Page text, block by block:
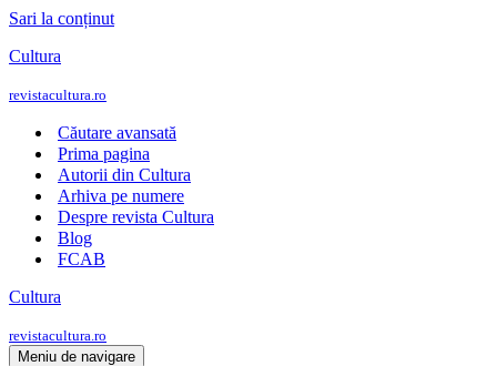
Sari la conținut
Cultura
revistacultura.ro
Căutare avansată
Prima pagina
Autorii din Cultura
Arhiva pe numere
Despre revista Cultura
Blog
FCAB
Cultura
revistacultura.ro
Meniu de navigare